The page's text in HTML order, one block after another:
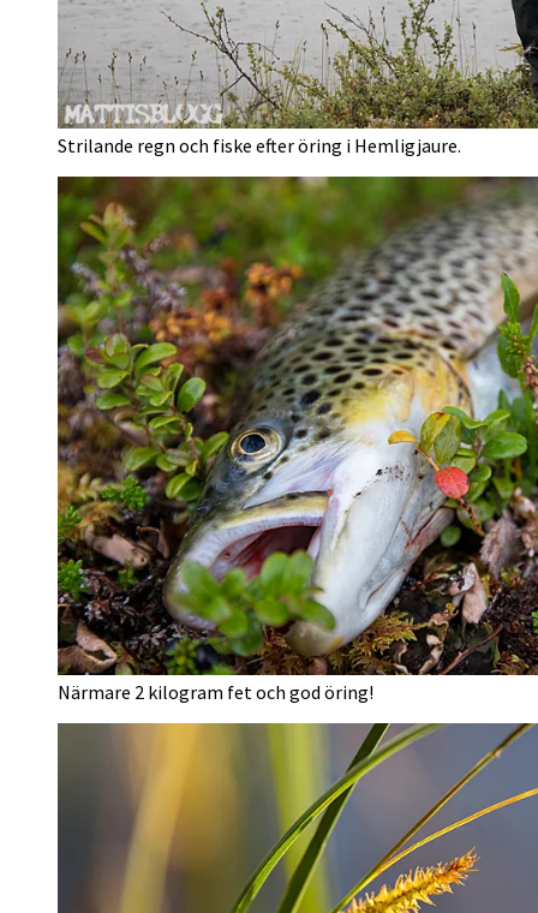
Strilande regn och fiske efter öring i Hemligjaure.
Närmare 2 kilogram fet och god öring!